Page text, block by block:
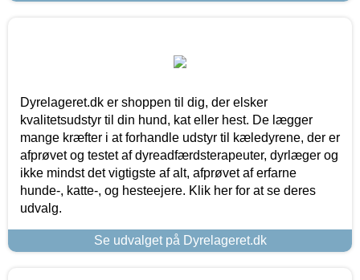
Dyrelageret.dk er shoppen til dig, der elsker
kvalitetsudstyr til din hund, kat eller hest. De lægger
mange kræfter i at forhandle udstyr til kæledyrene, der er
afprøvet og testet af dyreadfærdsterapeuter, dyrlæger og
ikke mindst det vigtigste af alt, afprøvet af erfarne
hunde-, katte-, og hesteejere. Klik her for at se deres
udvalg.
Se udvalget på Dyrelageret.dk